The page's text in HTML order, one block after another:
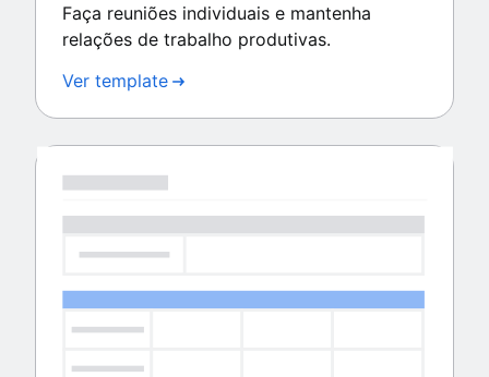
Faça reuniões individuais e mantenha
relações de trabalho produtivas.
Ver template